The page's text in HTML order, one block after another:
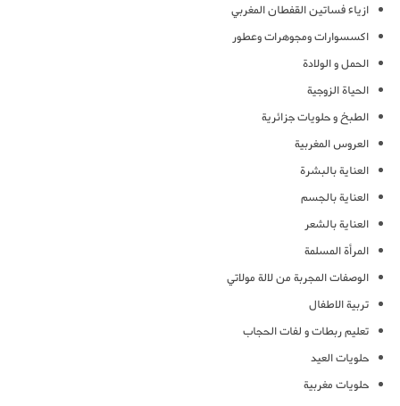
ازياء فساتين القفطان المغربي
اكسسوارات ومجوهرات وعطور
الحمل و الولادة
الحياة الزوجية
الطبخ و حلويات جزائرية
العروس المغربية
العناية بالبشرة
العناية بالجسم
العناية بالشعر
المرأة المسلمة
الوصفات المجربة من لالة مولاتي
تربية الاطفال
تعليم ربطات و لفات الحجاب
حلويات العيد
حلويات مغربية